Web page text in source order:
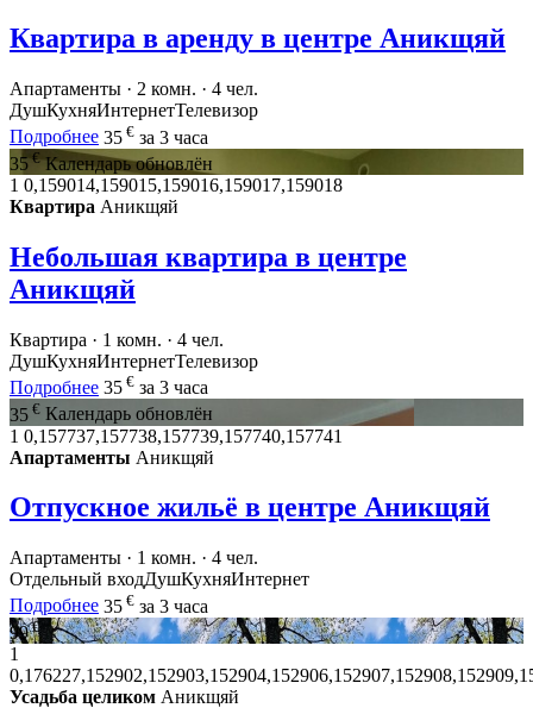
Квартира в аренду в центре Аникщяй
Апартаменты · 2 комн. · 4 чел.
ДушКухняИнтернетТелевизор
Подробнее 35 € за 3 часа
35€ Календарь обновлён
1 0,159014,159015,159016,159017,159018
Квартира Аникщяй
Небольшая квартира в центре
Аникщяй
Квартира · 1 комн. · 4 чел.
ДушКухняИнтернетТелевизор
Подробнее 35 € за 3 часа
35 € Календарь обновлён
1 0,157737,157738,157739,157740,157741
Апартаменты Аникщяй
Отпускное жильё в центре Аникщяй
Апартаменты · 1 комн. · 4 чел.
Отдельный входДушКухняИнтернет
Подробнее 35 € за 3 часа
99€
1
Усадьба целиком Аникщяй